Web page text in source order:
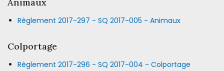
Animaux
Règlement 2017-297 - SQ 2017-005 - Animaux
Colportage
Règlement 2017-296 - SQ 2017-004 - Colportage